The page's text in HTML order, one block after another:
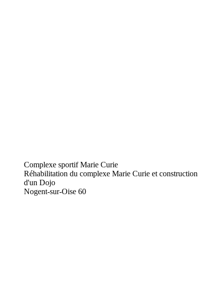
Complexe sportif Marie Curie
Réhabilitation du complexe Marie Curie et construction
d'un Dojo
Nogent-sur-Oise 60